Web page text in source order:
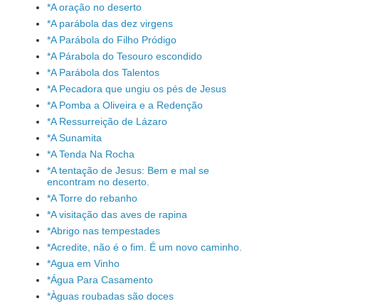
*A oração no deserto
*A parábola das dez virgens
*A Parábola do Filho Pródigo
*A Párabola do Tesouro escondido
*A Parábola dos Talentos
*A Pecadora que ungiu os pés de Jesus
*A Pomba a Oliveira e a Redenção
*A Ressurreição de Lázaro
*A Sunamita
*A Tenda Na Rocha
*A tentação de Jesus: Bem e mal se
encontram no deserto.
*A Torre do rebanho
*A visitação das aves de rapina
*Abrigo nas tempestades
*Acredite, não é o fim. É um novo caminho.
*Agua em Vinho
*Água Para Casamento
*Àguas roubadas são doces